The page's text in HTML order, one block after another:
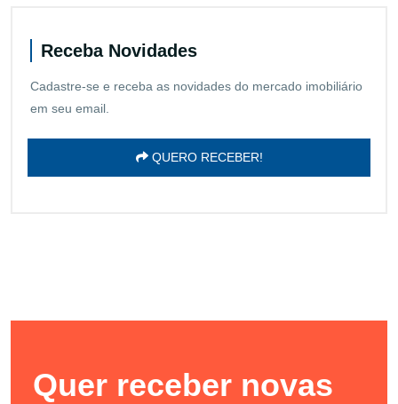
Receba Novidades
Cadastre-se e receba as novidades do mercado imobiliário
em seu email.
QUERO RECEBER!
Quer receber novas